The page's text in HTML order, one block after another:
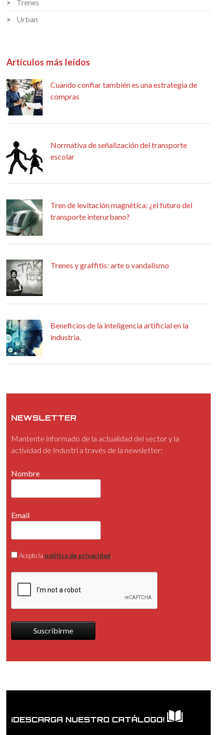
Trenes
Urban
Artículos más leídos
Cuando confiar también es una estrategia de
compras
Normativa de señalización del transporte
escolar
Tren de levitación magnética: ¿el futuro del
transporte interurbano?
Trenes y graffitis: arte o vandalismo
Beneficios de la inteligencia artificial en la
industria.
NEWSLETTER
Mantente informado de la actualidad del sector y la
actividad de Industri a través de la newsletter:
Nombre
Email
Acepto la política de privacidad.
Suscribirme
¡DESCARGA NUESTRO CATÁLOGO!